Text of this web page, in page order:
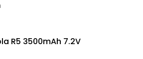
R5 3500mAh 7.2V